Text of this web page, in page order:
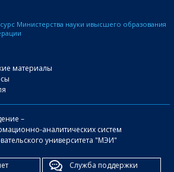
Министерства науки ивысшего образования
материалы
–
аналитических систем
университета "МЭИ"
Служба поддержки